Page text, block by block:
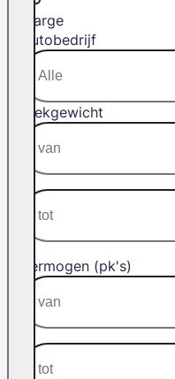
Marge
Autobedrijf
Trekgewicht
Vermogen (pk's)